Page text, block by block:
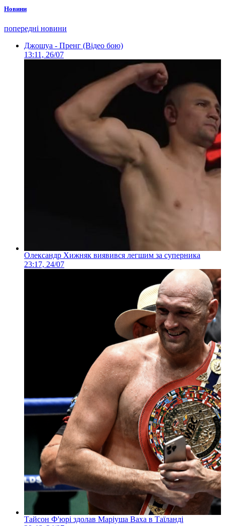
Новини
попередні новини
Джошуа - Пренг (Відео бою)
13:11, 26/07
Олександр Хижняк виявився легшим за суперника
23:17, 24/07
Тайсон Ф'юрі здолав Маріуша Ваха в Таїланді